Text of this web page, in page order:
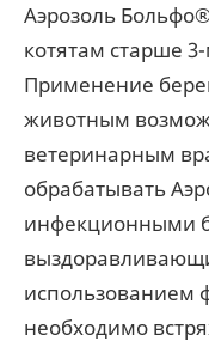
Аэрозоль
котятам старше
Применение
животным
ветеринарным
обрабатывать
инфекционными
использованием
необходимо